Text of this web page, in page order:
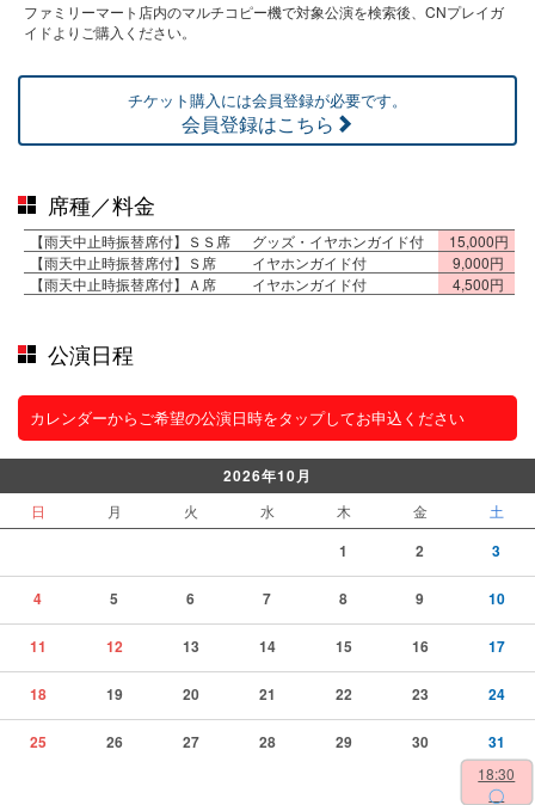
ファミリーマート店内のマルチコピー機で対象公演を検索後、CNプレイガ
イドよりご購入ください。
チケット購入には会員登録が必要です。
会員登録はこちら
席種／料金
【雨天中止時振替席付】ＳＳ席 グッズ・イヤホンガイド付
15,000円
【雨天中止時振替席付】Ｓ席
イヤホンガイド付
9,000円
【雨天中止時振替席付】Ａ席
イヤホンガイド付 4,500円
公演日程
カレンダーからご希望の公演日時をタップしてお申込ください
2026年10月
日 月 火 水 木 金 土
1 2 3
4 5 6 7 8 9 10
11 12 13 14 15 16 17
18 19 20 21 22 23 24
25 26 27 28 29 30 31
18:30
◯